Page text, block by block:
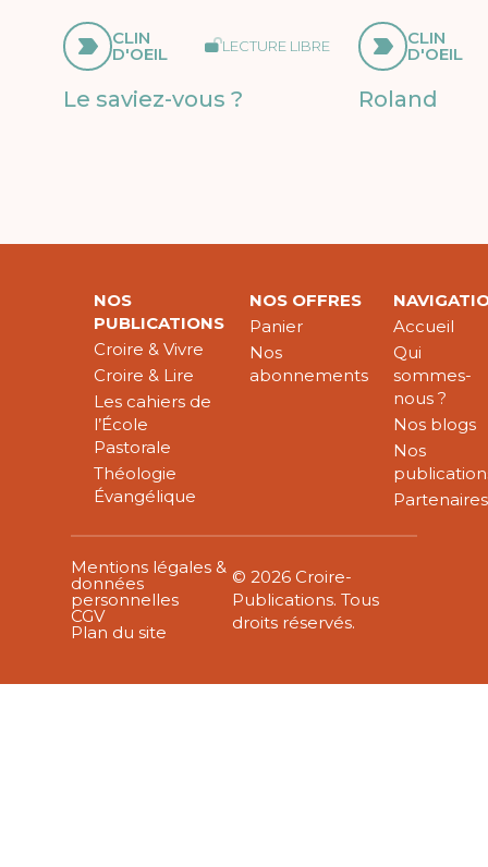
CLIN
D'OEIL LECTURE LIBRE
Le saviez-vous ?
CLIN
D'OEIL
Roland
NOS
PUBLICATIONS
Croire & Vivre
Croire & Lire
Les cahiers de
l’École
Pastorale
Théologie
Évangélique
NOS OFFRES
Panier
Nos
abonnements
Accueil
Qui
sommes-
nous ?
Nos blogs
Nos
Partenaires
Mentions légales &
données
personnelles
CGV
Plan du site
© 2026 Croire-
Publications. Tous
droits réservés.